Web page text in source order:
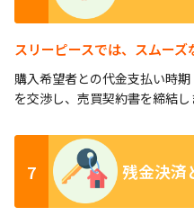
スリーピースでは、スムーズ
購入希望者との代金支払い時
を交渉し、売買契約書を締結し
7 残金決済